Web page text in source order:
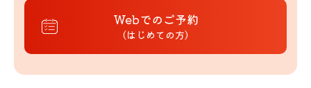
Webでのご予約
（はじめての方）